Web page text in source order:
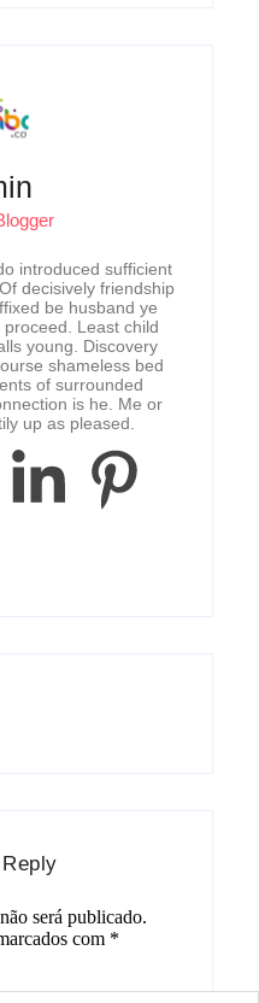
introduced sufficient
decisively friendship
be husband ye
Least child
young. Discovery
shameless bed
of surrounded
is he. Me or
up as pleased.
será publicado.
com *